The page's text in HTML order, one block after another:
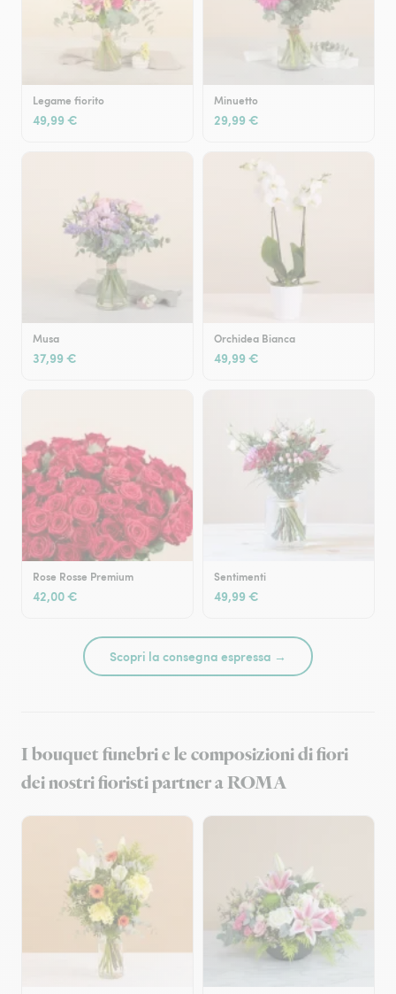
Legame fiorito
49,99 €
Minuetto
29,99 €
Musa
37,99 €
Orchidea Bianca
49,99 €
Rose Rosse Premium
42,00 €
Sentimenti
49,99 €
Scopri la consegna espressa →
I bouquet funebri e le composizioni di fiori
dei nostri fioristi partner a ROMA